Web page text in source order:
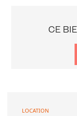
CE
LOCATION